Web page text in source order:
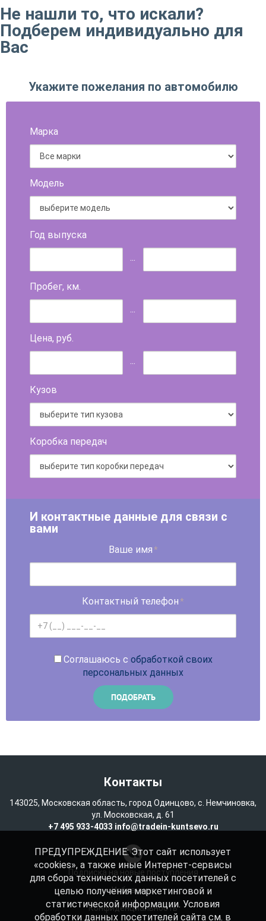
Не нашли то, что искали?
Подберем индивидуально для
Вас
Укажите пожелания по автомобилю
Марка
Модель
Год выпуска
...
Пробег, км.
...
Цена, руб.
...
Кузов
Коробка передач
И контактные данные для связи с
вами
Ваше имя *
Контактный телефон *
Соглашаюсь с обработкой своих
персональных данных
Контакты
143025, Московская область, город Одинцово, с. Немчиновка,
ул. Московская, д. 61
+7 495 933-4033 info@tradein-kuntsevo.ru
Подписка на новые поступления
Избранное
Конфиденциальность
ПРЕДУПРЕЖДЕНИЕ: Этот сайт использует
«cookies», а также иные Интернет-сервисы
для сбора технических данных посетителей с
целью получения маркетинговой и
статистической информации. Условия
обработки данных посетителей сайта см. в